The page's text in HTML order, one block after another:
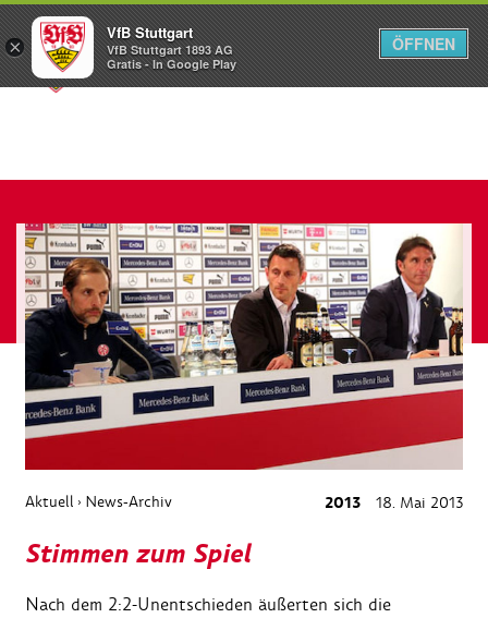
Menü
Aktuell › News-Archiv 2013 18. Mai 2013
Stimmen zum Spiel
Nach dem 2:2-Unentschieden äußerten sich die
×
VfB Stuttgart
VfB Stuttgart 1893 AG
Gratis - In Google Play
ÖFFNEN